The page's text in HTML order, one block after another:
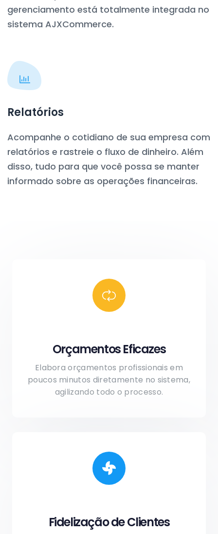
gerenciamento está totalmente integrada no
sistema AJXCommerce.
Relatórios
Acompanhe o cotidiano de sua empresa com
relatórios e rastreie o fluxo de dinheiro. Além
disso, tudo para que você possa se manter
informado sobre as operações financeiras.
Orçamentos Eficazes
Elabora orçamentos profissionais em
poucos minutos diretamente no sistema,
agilizando todo o processo.
Fidelização de Clientes